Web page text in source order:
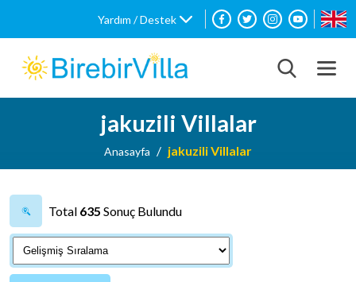
Yardım / Destek
jakuzili Villalar
Anasayfa jakuzili Villalar
Total 635 Sonuç Bulundu